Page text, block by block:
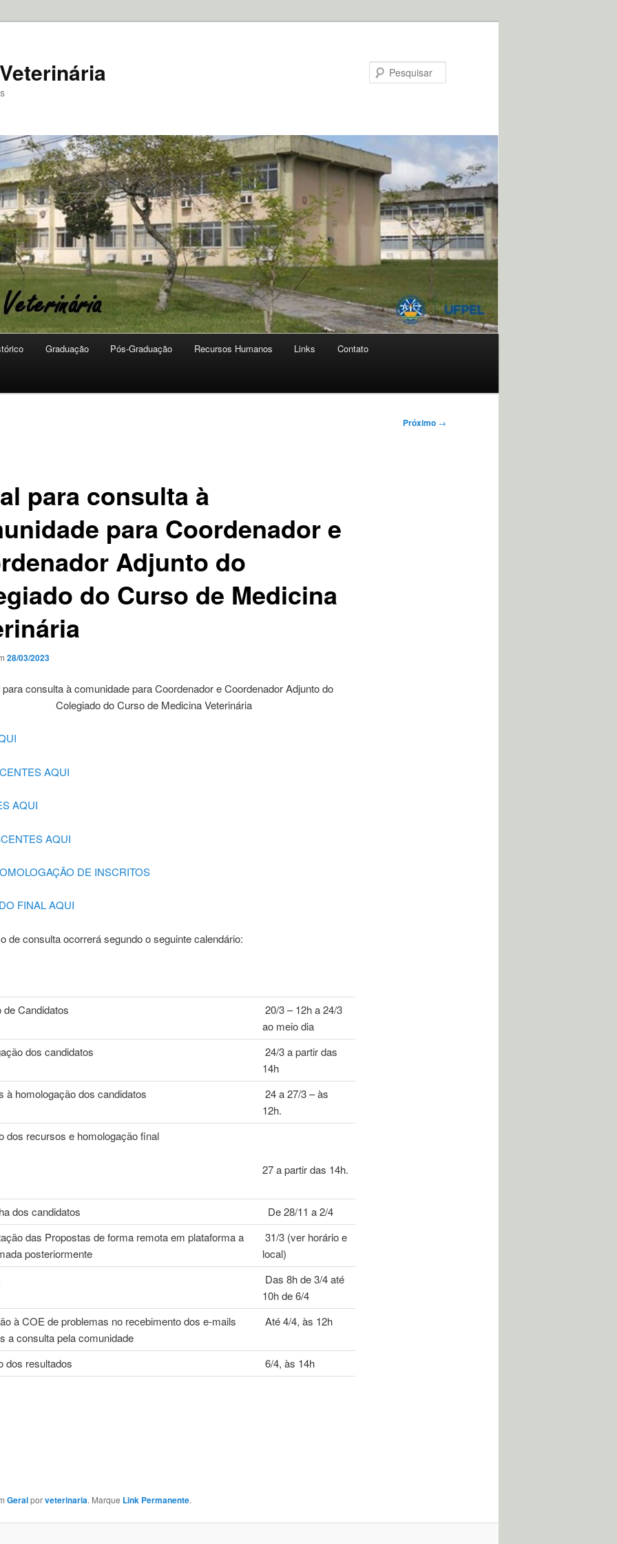
Graduação Pós-Graduação Recursos Humanos Links Contato
Próximo →
para consulta à
para Coordenador e
Adjunto do
do Curso de Medicina
28/03/2023
para consulta à comunidade para Coordenador e Coordenador Adjunto do
Colegiado do Curso de Medicina Veterinária
AQUI
AQUI
AQUI
DE INSCRITOS
FINAL AQUI
de consulta ocorrerá segundo o seguinte calendário:
de Candidatos
20/3 – 12h a 24/3
ao meio dia
dos candidatos
24/3 a partir das
14h
à homologação dos candidatos
24 a 27/3 – às
12h.
dos recursos e homologação final
27 a partir das 14h.
dos candidatos
De 28/11 a 2/4
das Propostas de forma remota em plataforma a
posteriormente
31/3 (ver horário e
local)
Das 8h de 3/4 até
10h de 6/4
à COE de problemas no recebimento dos e-mails
a consulta pela comunidade
Até 4/4, às 12h
dos resultados 6/4, às 14h
Geralporveterinaria. Marque Link Permanente.